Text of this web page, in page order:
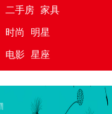
二手房 家具
时尚 明星
电影 星座